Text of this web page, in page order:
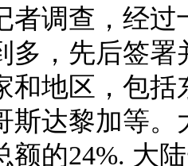
者调查，经
多，先后签
和地区，包
斯达黎加等
额的24%. 大